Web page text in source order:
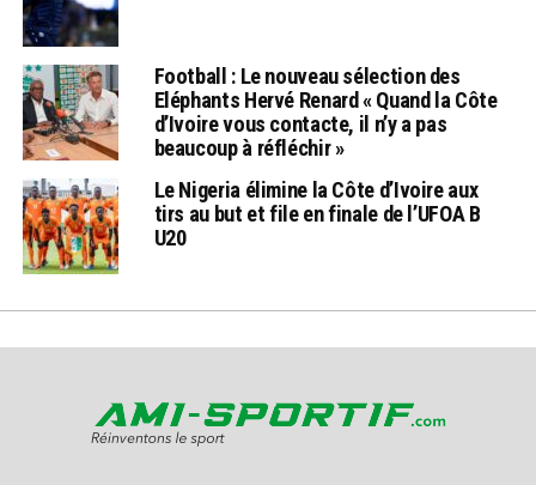
Football : Le nouveau sélection des
Eléphants Hervé Renard « Quand la Côte
d’Ivoire vous contacte, il n’y a pas
beaucoup à réfléchir »
Le Nigeria élimine la Côte d’Ivoire aux
tirs au but et file en finale de l’UFOA B
U20